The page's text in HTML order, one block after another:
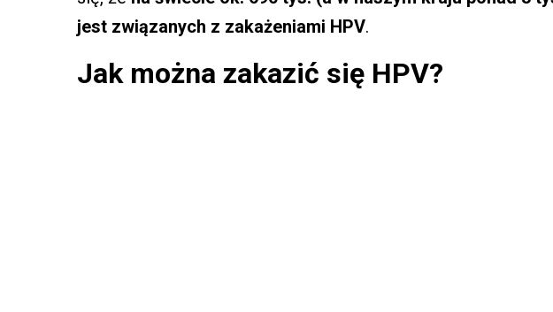
jest związanych z zakażeniami HPV.
Jak można zakazić się HPV?